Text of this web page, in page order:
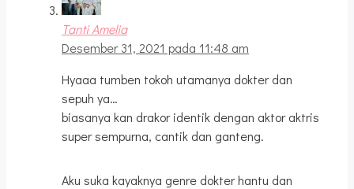
Tanti Amelia
Desember 31, 2021 pada 11:48 am
Hyaaa tumben tokoh utamanya dokter dan
sepuh ya…
biasanya kan drakor identik dengan aktor aktris
super sempurna, cantik dan ganteng.
Aku suka kayaknya genre dokter hantu dan